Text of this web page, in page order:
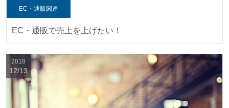
EC・通販関連
EC・通販で売上を上げたい！
2018
12/13